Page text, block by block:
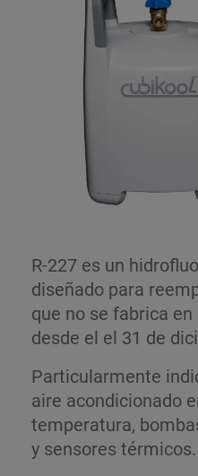
R-227 es un
diseñado para
que no se fabrica en
desde el el 31 de
Particularmente
aire acondicionado
temperatura,
y sensores térmicos.